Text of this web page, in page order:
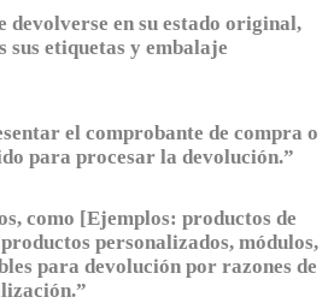
devolverse en su estado original,
sus etiquetas y embalaje
el comprobante de compra o
para procesar la devolución.”
como [Ejemplos: productos de
personalizados, módulos,
para devolución por razones de